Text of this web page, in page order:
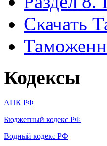
Скачать
Кодексы
АПК РФ
Бюджетный кодекс РФ
Водный кодекс РФ